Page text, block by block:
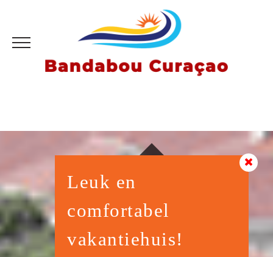
Leuk en
comfortabel
vakantiehuis!